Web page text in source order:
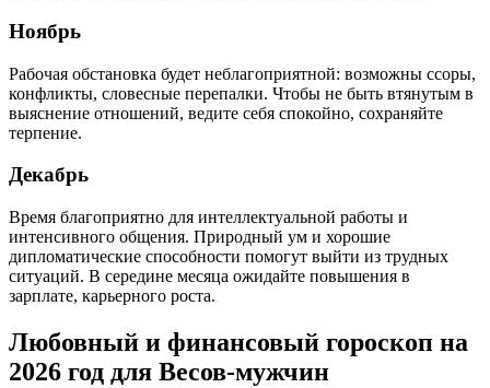
Ноябрь
Рабочая обстановка будет неблагоприятной: возможны ссоры,
конфликты, словесные перепалки. Чтобы не быть втянутым в
выяснение отношений, ведите себя спокойно, сохраняйте
терпение.
Декабрь
Время благоприятно для интеллектуальной работы и
интенсивного общения. Природный ум и хорошие
дипломатические способности помогут выйти из трудных
ситуаций. В середине месяца ожидайте повышения в
зарплате, карьерного роста.
Любовный и финансовый гороскоп на
2026 год для Весов-мужчин